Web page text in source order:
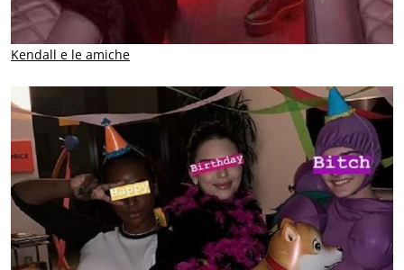
Kendall e le amiche